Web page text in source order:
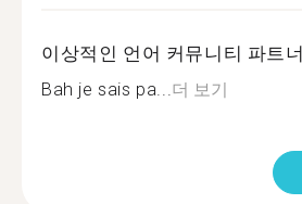
이상적인 언어 커뮤니티 파트너
Bah je sais pa...더 보기